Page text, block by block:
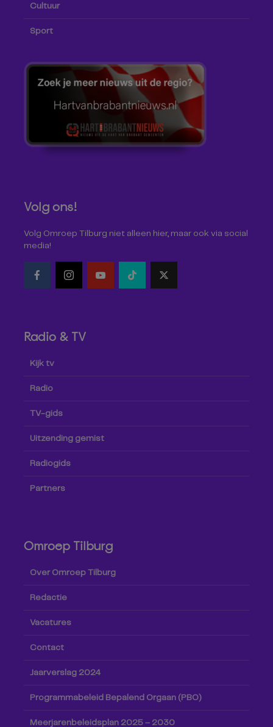
Cultuur
Sport
Volg ons!
Volg Omroep Tilburg niet alleen hier, maar ook via social
media!
Radio & TV
Kijk tv
Radio
TV-gids
Uitzending gemist
Radiogids
Partners
Omroep Tilburg
Over Omroep Tilburg
Redactie
Vacatures
Contact
Jaarverslag 2024
Programmabeleid Bepalend Orgaan (PBO)
Meerjarenbeleidsplan 2025 – 2030